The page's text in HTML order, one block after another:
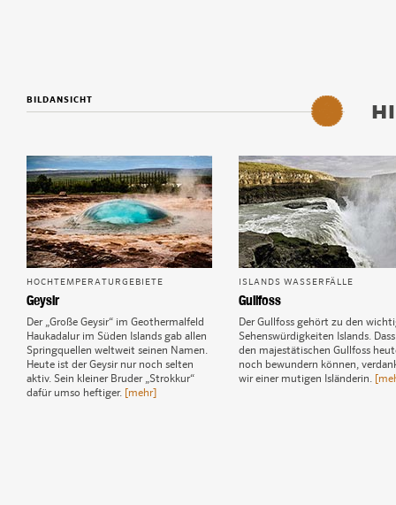
BILDANSICHT
HOCHTEMPERATURGEBIETE
Geysir
Der „Große Geysir“ im Geothermalfeld
Haukadalur im Süden Islands gab allen
Springquellen weltweit seinen Namen.
Heute ist der Geysir nur noch selten
aktiv. Sein kleiner Bruder „Strokkur“
dafür umso heftiger. [mehr]
ISLANDS WASSERFÄLLE
Gullfoss
Der Gullfoss gehört zu den
Sehenswürdigkeiten Islands.
den majestätischen Gullfoss
noch bewundern können,
wir einer mutigen Isländerin.